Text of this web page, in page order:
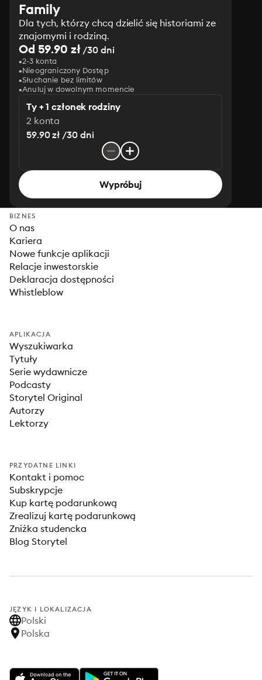
Family
Dla tych, którzy chcą dzielić się historiami ze
znajomymi i rodziną.
Od 59.90 zł/30 dni
2-3 konta
Nieograniczony Dostęp
Słuchanie bez limitów
Anuluj w dowolnym momencie
Ty + 1 członek rodziny
2 konta
59.90 zł /30 dni
Wypróbuj
BIZNES
O nas
Kariera
Nowe funkcje aplikacji
Relacje inwestorskie
Deklaracja dostępności
Whistleblow
APLIKACJA
Wyszukiwarka
Tytuły
Serie wydawnicze
Podcasty
Storytel Original
Autorzy
Lektorzy
PRZYDATNE LINKI
Kontakt i pomoc
Subskrypcje
Kup kartę podarunkową
Zrealizuj kartę podarunkową
Zniżka studencka
Blog Storytel
JĘZYK I LOKALIZACJA
Polski
Polska